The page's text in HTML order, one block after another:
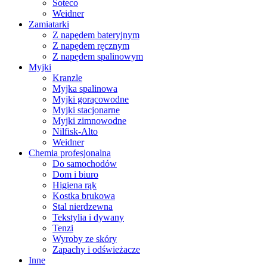
Soteco
Weidner
Zamiatarki
Z napędem bateryjnym
Z napędem ręcznym
Z napędem spalinowym
Myjki
Kranzle
Myjka spalinowa
Myjki gorącowodne
Myjki stacjonarne
Myjki zimnowodne
Nilfisk-Alto
Weidner
Chemia profesjonalna
Do samochodów
Dom i biuro
Higiena rąk
Kostka brukowa
Stal nierdzewna
Tekstylia i dywany
Tenzi
Wyroby ze skóry
Zapachy i odświeżacze
Inne